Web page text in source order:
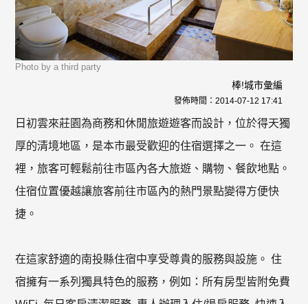
Photo by a third party
棒!城市彙編
發佈時間： 2014-07-12 17:41
日初雲來莊園為商務和休閒旅遊遊客而設計，位於得天獨
厚的清境地區，是本市最受歡迎的住宿選擇之一。 在這
裡，旅客可輕鬆前往市區內各大旅遊、購物、餐飲地點。
住宿位置優越讓旅客前往市區內的熱門景點變得方便快
捷。
在這家舒適的南投縣住宿中享受尊貴的服務與設施。 住
宿擁有一系列獨具特色的服務，例如：所有房型皆附免費